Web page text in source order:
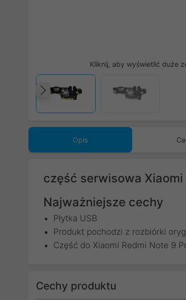
Kliknij, aby wyświetlić duże
Poprzedni
Opis
część serwisowa Xiaomi
Najważniejsze cechy
Płytka USB
Produkt pochodzi z rozbiórki
Część do Xiaomi Redmi Note 9
Cechy produktu